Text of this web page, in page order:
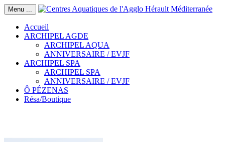
Menu ...
Accueil
ARCHIPEL AGDE
ARCHIPEL AQUA
ANNIVERSAIRE / EVJF
ARCHIPEL SPA
ARCHIPEL SPA
ANNIVERSAIRE / EVJF
Ô PÉZENAS
Résa/Boutique